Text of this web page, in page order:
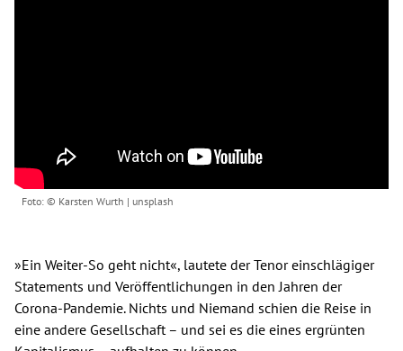
Kontakt
Presse© Karsten Wurth | unsplash
»Ein Weiter-So geht nicht«, lautete der Tenor einschlägiger
Statements und Veröffentlichungen in den Jahren der
Corona-Pandemie. Nichts und Niemand schien die Reise in
eine andere Gesellschaft – und sei es die eines ergrünten